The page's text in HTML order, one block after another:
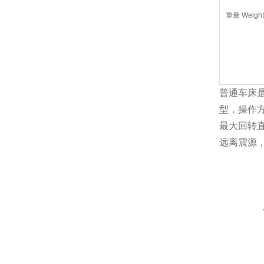
重量
普通车床
型，操作
最大回转
远离震源